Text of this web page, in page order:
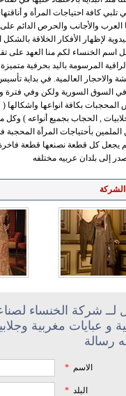
تلبي كافة احتياجات المرأة و
العرب والأجانب والحرص الدائم
لإظهار الأفكار الخلاقة
المرسومة باليد بحرفية
والاحجار العالمية. في بداية
في السوق السورية ولكن وفي فترة
المحجبات بكافة انواعها واشكالها
, الحجاب بجميع أنواعه ) وكل
الملمين بأحتياجات المرأة المحجبة
كل قطعة نصنعها قطعة فاخرة
إلى بلدان عربيه مختلفه
لــ شركة الخنساء
و عبايات مغربية
رسالة
الاسم *
البلد *